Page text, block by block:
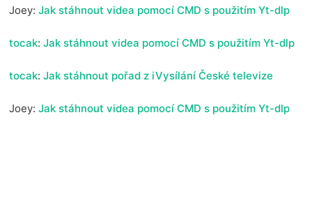
Joey:Jak stáhnout videa pomocí CMD s použitím Yt-dlp
tocak:Jak stáhnout videa pomocí CMD s použitím Yt-dlp
tocak:Jak stáhnout pořad z iVysílání České televize
Joey:Jak stáhnout videa pomocí CMD s použitím Yt-dlp